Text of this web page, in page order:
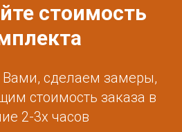
стоимость
сделаем замеры,
стоимость заказа в
2-3х часов